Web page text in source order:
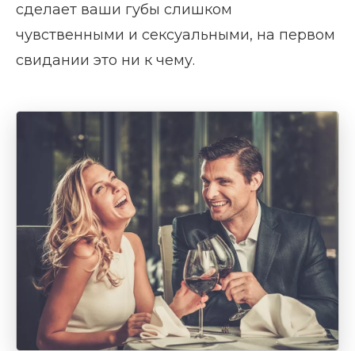
сделает ваши губы слишком
чувственными и сексуальными, на первом
свидании это ни к чему.